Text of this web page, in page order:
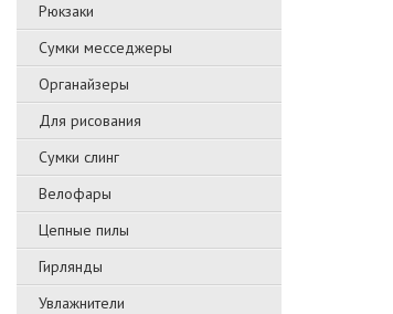
Рюкзаки
Сумки месседжеры
Органайзеры
Для рисования
Сумки слинг
Велофары
Цепные пилы
Гирлянды
Увлажнители